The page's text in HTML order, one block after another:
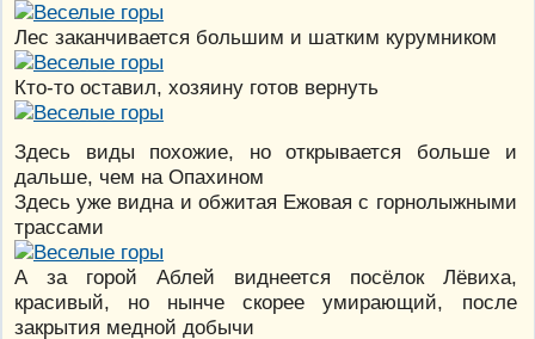
Лес заканчивается большим и шатким курумником
Кто-то оставил, хозяину готов вернуть
Здесь виды похожие, но открывается больше и
дальше, чем на Опахином
Здесь уже видна и обжитая Ежовая с горнолыжными
трассами
А за горой Аблей виднеется посёлок Лёвиха,
красивый, но нынче скорее умирающий, после
закрытия медной добычи